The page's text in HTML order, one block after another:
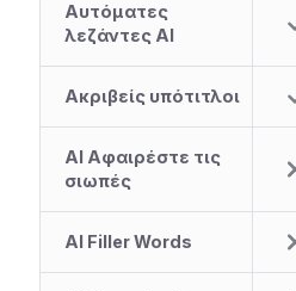
Αυτόματες
λεζάντες AI
Ακριβείς υπότιτλοι
AI Αφαιρέστε τις
σιωπές
AI Filler Words